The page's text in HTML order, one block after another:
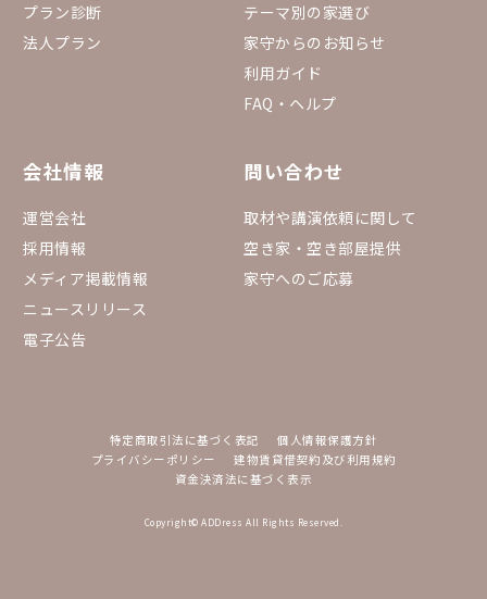
プラン診断
法人プラン
テーマ別の家選び
家守からのお知らせ
利用ガイド
FAQ・ヘルプ
会社情報
運営会社
採用情報
メディア掲載情報
ニュースリリース
電子公告
問い合わせ
取材や講演依頼に関して
空き家・空き部屋提供
家守へのご応募
特定商取引法に基づく表記
個人情報保護方針
プライバシーポリシー
建物賃貸借契約及び利用規約
資金決済法に基づく表示
Copyright© ADDress All Rights Reserved.